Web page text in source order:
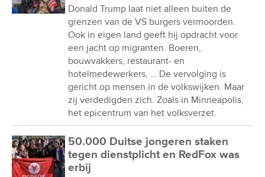
Donald Trump laat niet alleen buiten de
grenzen van de VS burgers vermoorden.
Ook in eigen land geeft hij opdracht voor
een jacht op migranten. Boeren,
bouwvakkers, restaurant- en
hotelmedewerkers, … De vervolging is
gericht op mensen in de volkswijken. Maar
zij verdedigden zich. Zoals in Minneapolis,
het epicentrum van het volksverzet.
50.000 Duitse jongeren staken
tegen dienstplicht en RedFox was
erbij